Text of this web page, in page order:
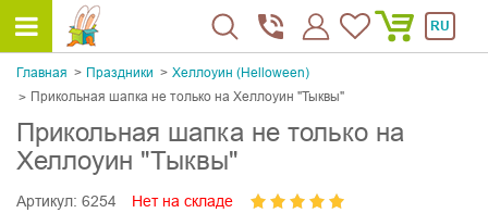
RU
Главная Праздники
Хеллоуин (Helloween)
Прикольная шапка не только на Хеллоуин "Тыквы"
Прикольная шапка не только на
Хеллоуин "Тыквы"
Артикул: 6254 Нет на складе